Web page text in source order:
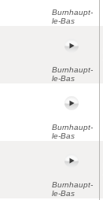
Burnhaupt-
le-Bas
Burnhaupt-
le-Bas
Burnhaupt-
le-Bas
Burnhaupt-
le-Bas